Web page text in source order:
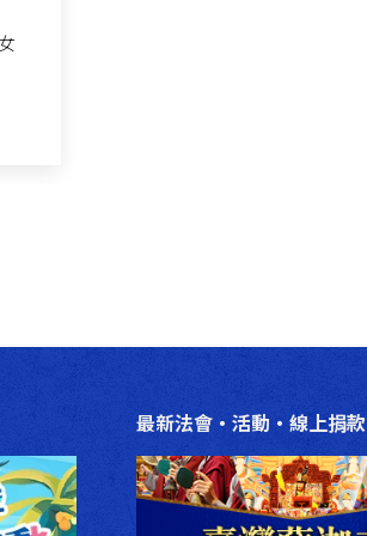
最新法會‧活動‧線上捐款